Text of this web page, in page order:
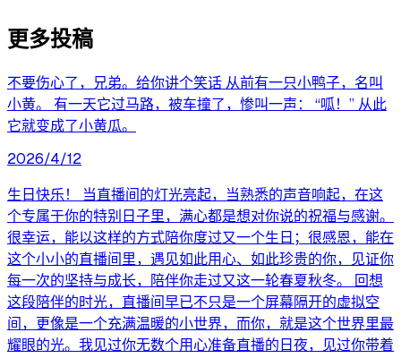
更多投稿
不要伤心了，兄弟。给你讲个笑话 从前有一只小鸭子，名叫
小黄。 有一天它过马路，被车撞了，惨叫一声： “呱！” 从此
它就变成了小黄瓜。
2026/4/12
生日快乐！ 当直播间的灯光亮起，当熟悉的声音响起，在这
个专属于你的特别日子里，满心都是想对你说的祝福与感谢。
很幸运，能以这样的方式陪你度过又一个生日；很感恩，能在
这个小小的直播间里，遇见如此用心、如此珍贵的你，见证你
每一次的坚持与成长，陪伴你走过又这一轮春夏秋冬。 回想
这段陪伴的时光，直播间早已不只是一个屏幕隔开的虚拟空
间，更像是一个充满温暖的小世界，而你，就是这个世界里最
耀眼的光。我见过你无数个用心准备直播的日夜，见过你带着